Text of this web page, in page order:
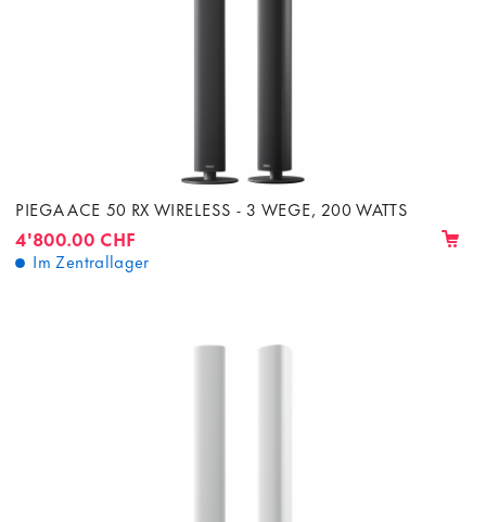
PIEGA ACE 50 RX WIRELESS - 3 WEGE, 200 WATTS
4'800.00 CHF
Im Zentrallager